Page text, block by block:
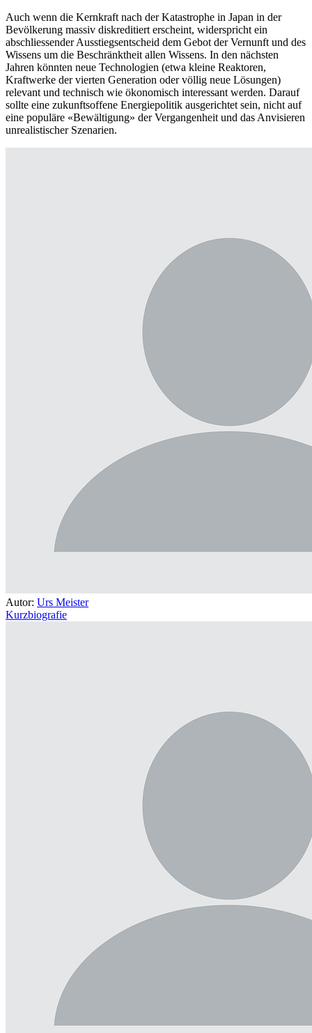
Auch wenn die Kernkraft nach der Katastrophe in Japan in der
Bevölkerung massiv diskreditiert erscheint, widerspricht ein
abschliessender Ausstiegsentscheid dem Gebot der Vernunft und des
Wissens um die Beschränktheit allen Wissens. In den nächsten
Jahren könnten neue Technologien (etwa kleine Reaktoren,
Kraftwerke der vierten Generation oder völlig neue Lösungen)
relevant und technisch wie ökonomisch interessant werden. Darauf
sollte eine zukunftsoffene Energiepolitik ausgerichtet sein, nicht auf
eine populäre «Bewältigung» der Vergangenheit und das Anvisieren
unrealistischer Szenarien.
Autor: Urs Meister
Kurzbiografie